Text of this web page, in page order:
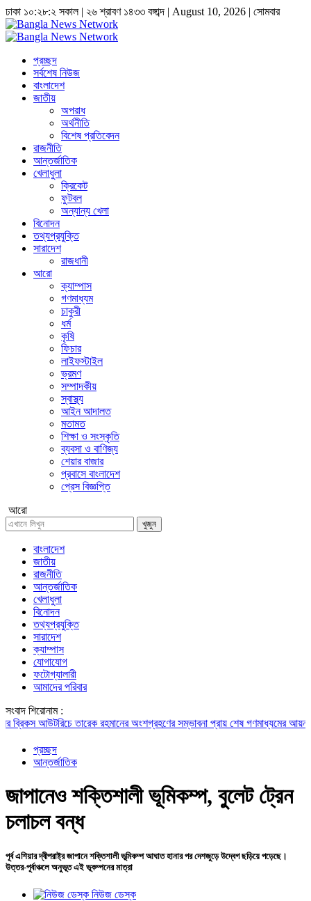
ঢাকা ১০:২৮:৩ সকাল| ২৬ শ্রাবণ ১৪৩৩ বঙ্গাব্দ | August 10, 2026 | সোমবার
প্রচ্ছদ
সর্বশেষ নিউজ
বাংলাদেশ
জাতীয়
অপরাধ
অর্থনীতি
বিশেষ প্রতিবেদন
রাজনীতি
আন্তর্জাতিক
খেলাধুলা
ক্রিকেট
ফুটবল
অন্যান্য খেলা
বিনোদন
তথ্যপ্রযুক্তি
সারাদেশ
রাজধানী
আরো
ক্যাম্পাস
গণমাধ্যম
চাকুরী
ধর্ম
কৃষি
ফিচার
লাইফস্টাইল
ভ্রমণ
সম্পাদকীয়
স্বাস্থ্য
আইন আদালত
মতামত
শিক্ষা ও সংস্কৃতি
ব্যবসা ও বাণিজ্য
শেয়ার বাজার
প্রবাসে বাংলাদেশ
প্রেস বিজ্ঞপ্তি
আরো
খুজুন
বাংলাদেশ
জাতীয়
রাজনীতি
আন্তর্জাতিক
খেলাধুলা
বিনোদন
তথ্যপ্রযুক্তি
সারাদেশ
ক্যাম্পাস
যোগাযোগ
ফটোগ্যালারী
আমাদের পরিবার
সংবাদ শিরোনাম :
আউটরিচে তারেক রহমানের অংশগ্রহণের সম্ভাবনা প্রায় শেষগণমাধ্যমের আয়না হতে
প্রচ্ছদ
আন্তর্জাতিক
জাপানেও শক্তিশালী ভূমিকম্প, বুলেট ট্রেন
চলাচল বন্ধ
পূর্ব এশিয়ার দ্বীপরাষ্ট্র জাপানে শক্তিশালী ভূমিকম্প আঘাত হানার পর দেশজুড়ে উদ্বেগ ছড়িয়ে পড়েছে।
উত্তর-পূর্বাঞ্চলে অনুভূত এই ভূকম্পনের মাত্রা
নিউজ ডেস্ক